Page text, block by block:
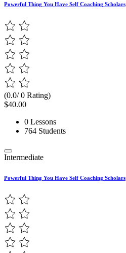
Powerful Thing You Have Self Coaching Scholars
(0.0/ 0 Rating)
$40.00
0 Lessons
764 Students
Intermediate
Powerful Thing You Have Self Coaching Scholars